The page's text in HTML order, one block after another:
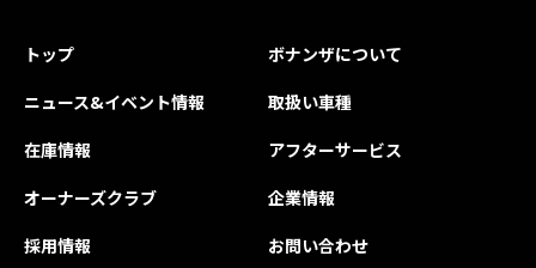
トップ
ボナンザについて
ニュース&イベント情報
取扱い車種
在庫情報
アフターサービス
オーナーズクラブ
企業情報
採用情報
お問い合わせ